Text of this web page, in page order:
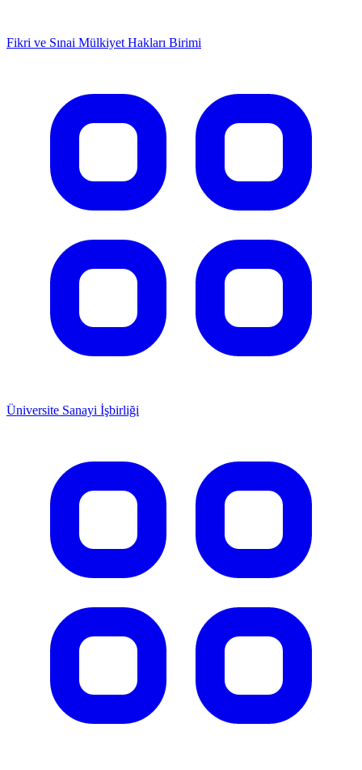
Fikri ve Sınai Mülkiyet Hakları Birimi
Üniversite Sanayi İşbirliği